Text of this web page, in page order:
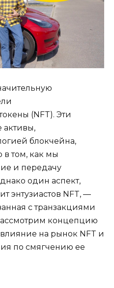
(NFT). Эти
блокчейна,
том, как мы
и передачу
один аспект,
энтузиастов NFT, —
с транзакциями
концепцию
влияние на рынок NFT и
по смягчению ее